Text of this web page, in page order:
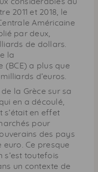
2011 et 2018, le
Américaine
par deux,
de dollars.
la
(BCE) a plus que
d’euros.
la Grèce sur sa
en a découlé,
s’était en effet
pour
des pays
Ce presque
toutefois
un contexte de